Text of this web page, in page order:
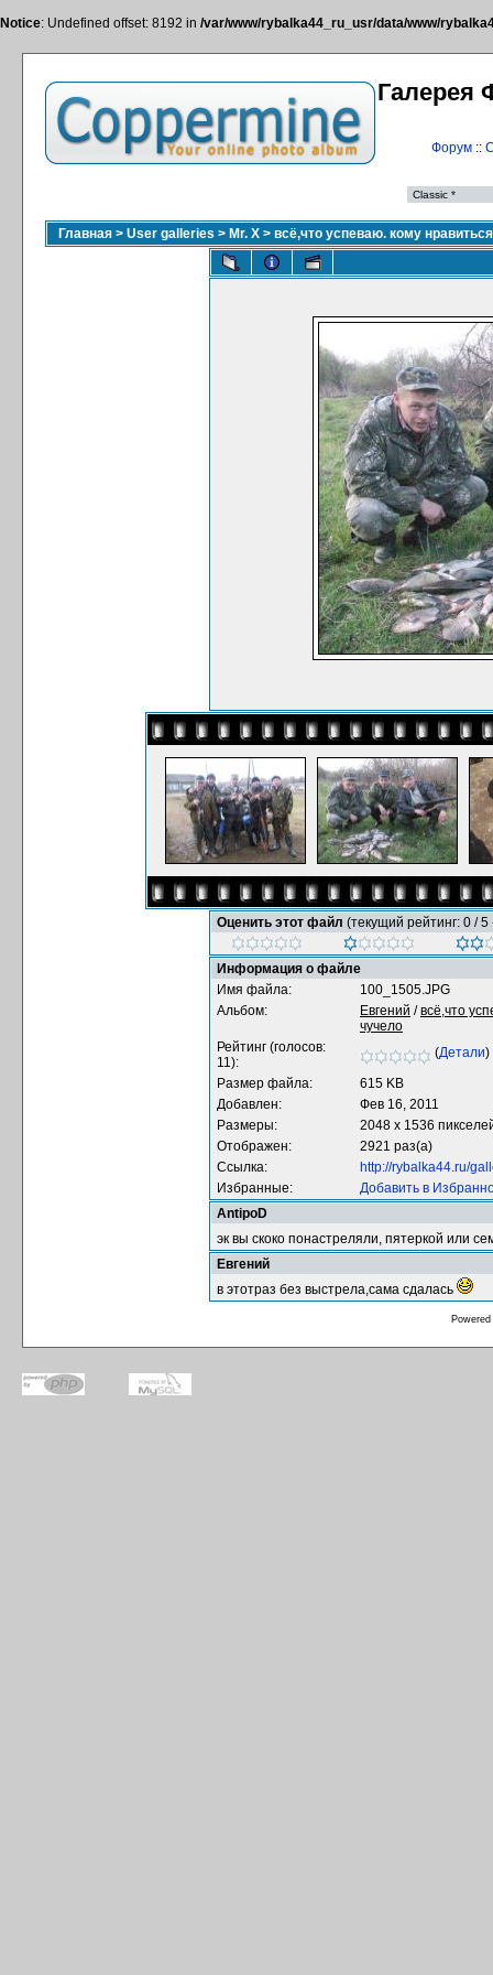
Notice: Undefined offset: 8192 in /var/www/rybalka44_ru_usr/data/www/
Галерея
Форум::
Главная > User galleries > Mr. X > всё,что успеваю. кому
Оценить этот файл (текущий рейтинг: 0 / 5
Информация о файле
Имя файла:
100_1505.JPG
Альбом:
Евгений /всё,что
чучело
Рейтинг (голосов:
11):
(Детали)
Размер файла:
615 KB
Добавлен:
Фев 16, 2011
Размеры:
2048 x 1536
Отображен:
2921 раз(а)
Ссылка:
http://rybalka44.ru/
Избранные:
Добавить в
AntipoD
эк вы скоко понастреляли, пятеркой или
Евгений
в этотраз без выстрела,сама сдалась